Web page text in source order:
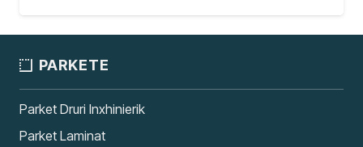
PARKETE
Parket Druri Inxhinierik
Parket Laminat